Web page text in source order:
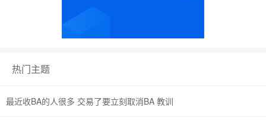
热门主题
最近收BA的人很多 交易了要立刻取消BA 教训